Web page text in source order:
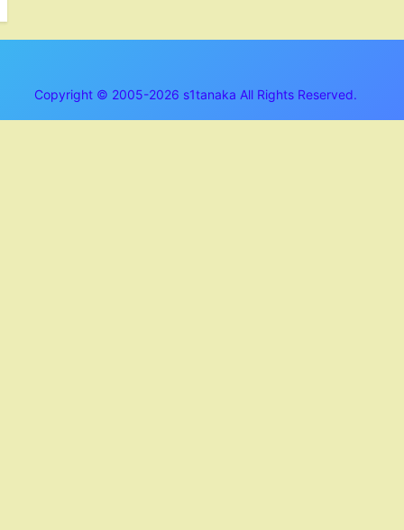
Copyright © 2005-2026 s1tanaka All Rights Reserved.